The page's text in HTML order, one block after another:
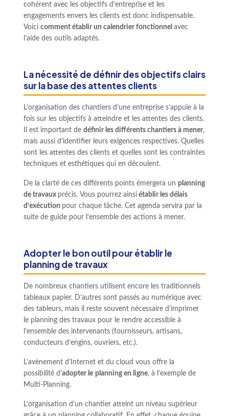
cohérent avec les objectifs d’entreprise et les
engagements envers les clients est donc indispensable.
Voici comment établir un calendrier fonctionnel avec
l’aide des outils adaptés.
La nécessité de définir des objectifs clairs
sur la base des attentes clients
L’organisation des chantiers d’une entreprise s’appuie à la
fois sur les objectifs à atteindre et les attentes des clients.
Il est important de définir les différents chantiers à mener,
mais aussi d’identifier leurs exigences respectives. Quelles
sont les attentes des clients et quelles sont les contraintes
techniques et esthétiques qui en découlent.
De la clarté de ces différents points émergera un planning
de travaux précis. Vous pourrez ainsi établir les délais
d’exécution pour chaque tâche. Cet agenda servira par la
suite de guide pour l’ensemble des actions à mener.
Adopter le bon outil pour établir le
planning de travaux
De nombreux chantiers utilisent encore les traditionnels
tableaux papier. D’autres sont passés au numérique avec
des tableurs, mais il reste souvent nécessaire d’imprimer
le planning des travaux pour le rendre accessible à
l’ensemble des intervenants (fournisseurs, artisans,
conducteurs d’engins, ouvriers, etc.).
L’avènement d’Internet et du cloud vous offre la
possibilité d’adopter le planning en ligne, à l’exemple de
Multi-Planning.
L’organisation d’un chantier atteint un niveau supérieur